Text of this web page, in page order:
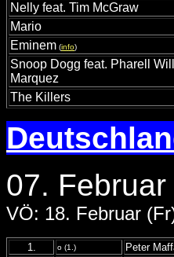
Nelly feat. Tim McGraw
Mario
Eminem (info)
Snoop Dogg feat. Pharell
Marquez
The Killers
07.
VÖ: 18. Februar
1. o (1.) Peter